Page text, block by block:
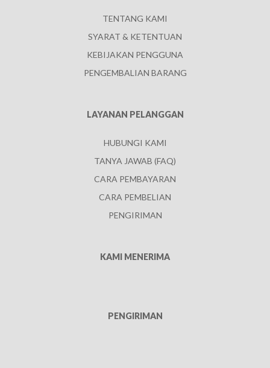
TENTANG KAMI
SYARAT & KETENTUAN
KEBIJAKAN PENGGUNA
PENGEMBALIAN BARANG
LAYANAN PELANGGAN
HUBUNGI KAMI
TANYA JAWAB (FAQ)
CARA PEMBAYARAN
CARA PEMBELIAN
PENGIRIMAN
KAMI MENERIMA
PENGIRIMAN